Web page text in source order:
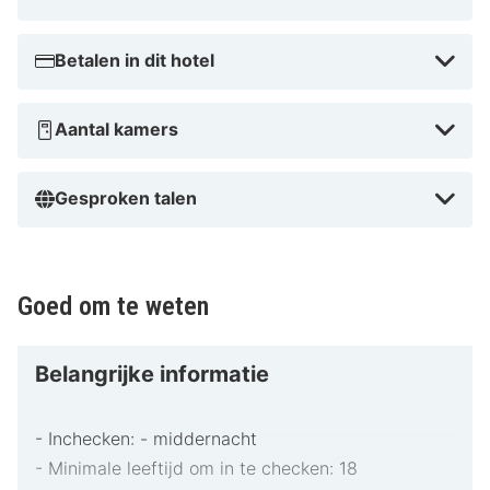
Betalen in dit hotel
Aantal kamers
Gesproken talen
Goed om te weten
Belangrijke informatie
- Inchecken: - middernacht
- Minimale leeftijd om in te checken: 18